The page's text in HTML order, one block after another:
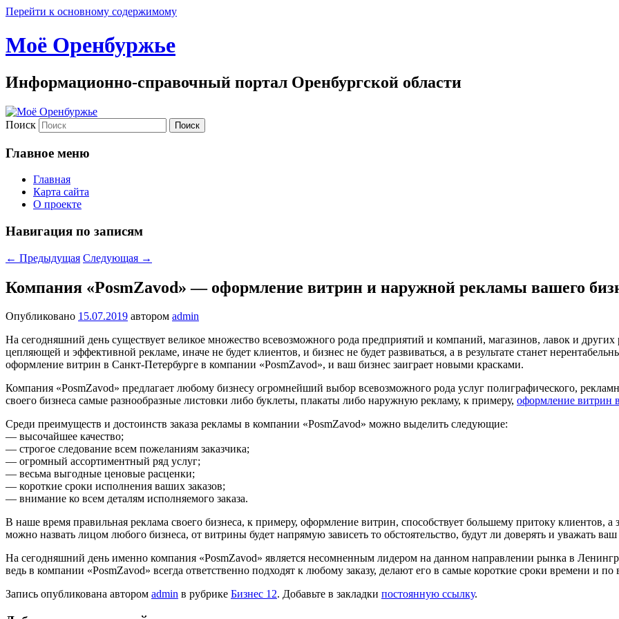
Перейти к основному содержимому
Моё Оренбуржье
Информационно-справочный портал Оренбургской области
Поиск
Главное меню
Главная
Карта сайта
О проекте
Навигация по записям
← Предыдущая Следующая →
Компания «PosmZavod» — оформление витрин и наружной рекламы вашего
Опубликовано 15.07.2019 автором admin
На сегодняшний день существует великое множество всевозможного рода предприятий и компаний, магазинов, лавок и
цепляющей и эффективной рекламе, иначе не будет клиентов, и бизнес не будет развиваться, а в результате станет
оформление витрин в Санкт-Петербурге в компании «PosmZavod», и ваш бизнес заиграет новыми красками.
Компания «PosmZavod» предлагает любому бизнесу огромнейший выбор всевозможного рода услуг полиграфического,
своего бизнеса самые разнообразные листовки либо буклеты, плакаты либо наружную рекламу, к примеру, оформление витрин
Среди преимуществ и достоинств заказа рекламы в компании «PosmZavod» можно выделить следующие:
— высочайшее качество;
— строгое следование всем пожеланиям заказчика;
— огромный ассортиментный ряд услуг;
— весьма выгодные ценовые расценки;
— короткие сроки исполнения ваших заказов;
— внимание ко всем деталям исполняемого заказа.
В наше время правильная реклама своего бизнеса, к примеру, оформление витрин, способствует большему притоку клиентов,
можно назвать лицом любого бизнеса, от витрины будет напрямую зависеть то обстоятельство, будут ли доверять и уважать
На сегодняшний день именно компания «PosmZavod» является несомненным лидером на данном направлении рынка в
ведь в компании «PosmZavod» всегда ответственно подходят к любому заказу, делают его в самые короткие сроки времени и
Запись опубликована автором admin в рубрике Бизнес 12. Добавьте в закладки постоянную ссылку.